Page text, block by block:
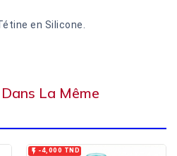
en Silicone.
La Même
 -4,000 TND